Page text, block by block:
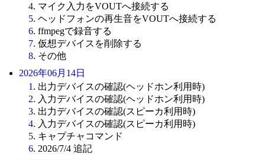
4. マイク入力をVOUTへ接続する
5. ヘッドフォンの再生音をVOUTへ接続する
6. ffmpegで録音する
7. 仮想デバイスを削除する
8. その他
2026年06月14日
1 . 出力デバイスの確認(ヘッドホン利用時)
2. 入力デバイスの確認(ヘッドホン利用時)
3. 出力デバイスの確認(スピーカ利用時)
4. 入力デバイスの確認(スピーカ利用時)
5. キャプチャコマンド
6. 2026/7/4 追記